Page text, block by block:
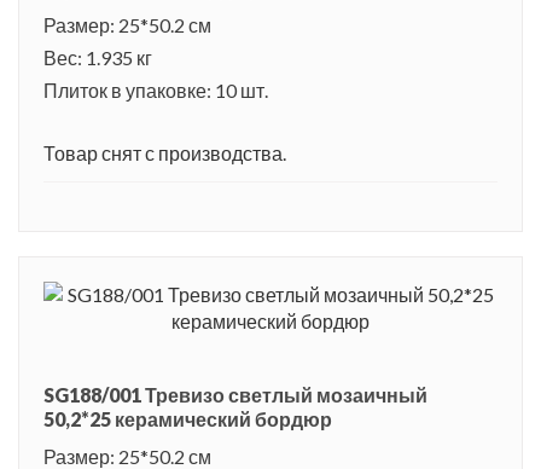
Размер: 25*50.2 см
Вес: 1.935 кг
Плиток в упаковке: 10 шт.
Товар снят с производства.
SG188/001 Тревизо светлый мозаичный
50,2*25 керамический бордюр
Размер: 25*50.2 см